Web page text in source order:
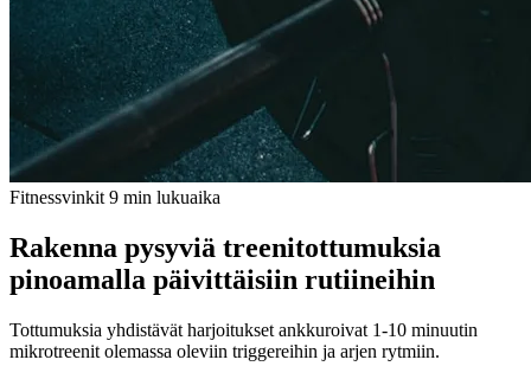
Fitnessvinkit 9 min lukuaika
Rakenna pysyviä treenitottumuksia
pinoamalla päivittäisiin rutiineihin
Tottumuksia yhdistävät harjoitukset ankkuroivat 1-10 minuutin
mikrotreenit olemassa oleviin triggereihin ja arjen rytmiin.